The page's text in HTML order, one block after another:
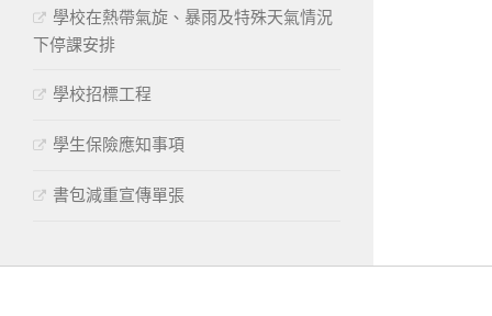
學校在熱帶氣旋、暴雨及特殊天氣情況
下停課安排
學校招標工程
學生保險應知事項
書包減重宣傳單張